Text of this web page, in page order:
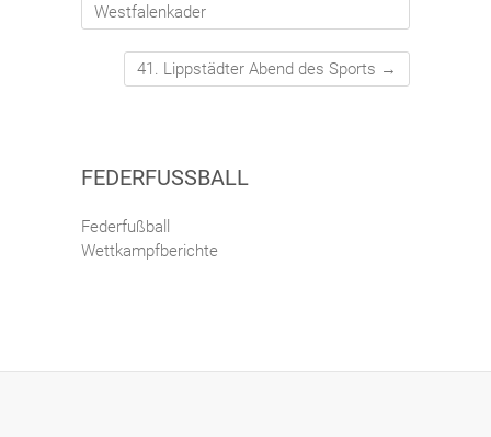
Westfalenkader
41. Lippstädter Abend des Sports →
FEDERFUSSBALL
Federfußball
Wettkampfberichte